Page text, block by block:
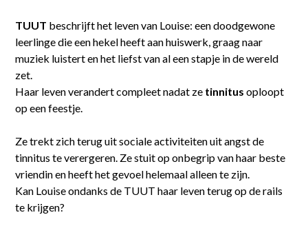
TUUT beschrijft het leven van Louise: een doodgewone
leerlinge die een hekel heeft aan huiswerk, graag naar
muziek luistert en het liefst van al een stapje in de wereld
zet.
Haar leven verandert compleet nadat ze tinnitusoploopt
op een feestje.
Ze trekt zich terug uit sociale activiteiten uit angst de
tinnitus te verergeren. Ze stuit op onbegrip van haar beste
vriendin en heeft het gevoel helemaal alleen te zijn.
Kan Louise ondanks de TUUT haar leven terug op de rails
te krijgen?